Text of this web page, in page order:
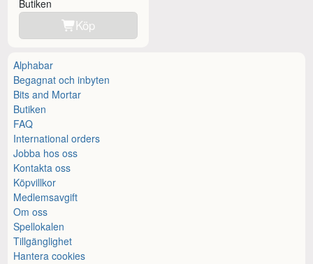
Butiken
Köp
Alphabar
Begagnat och inbyten
Bits and Mortar
Butiken
FAQ
International orders
Jobba hos oss
Kontakta oss
Köpvillkor
Medlemsavgift
Om oss
Spellokalen
Tillgänglighet
Hantera cookies